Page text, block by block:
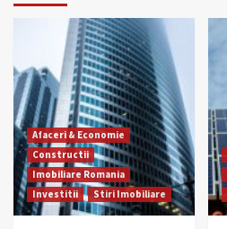
Afaceri & Economie
Constructii
Imobiliare Romania
Investitii
Stiri Imobiliare